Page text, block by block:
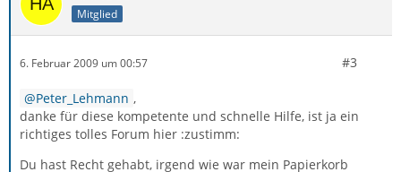
Mitglied
6. Februar 2009 um 00:57 #3
Peter_Lehmann ,
danke für diese kompetente und schnelle Hilfe, ist ja ein
richtiges tolles Forum hier :zustimm:
Du hast Recht gehabt, irgend wie war mein Papierkorb